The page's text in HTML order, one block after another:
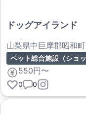
ドッグアイランド
山梨県中巨摩郡昭和町
550円〜
0 0